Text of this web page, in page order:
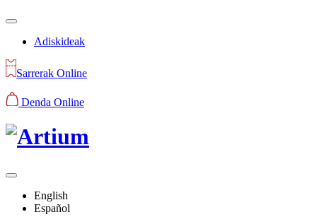
Adiskideak
Sarrerak Online
Denda Online
English
Español